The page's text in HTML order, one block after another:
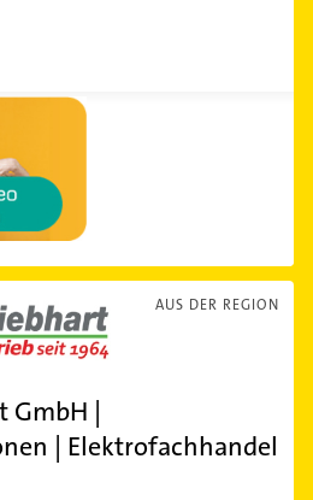
AUS DER REGION
GmbH |
| Elektrofachhandel